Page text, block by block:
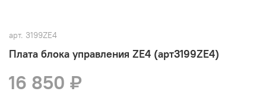
арт. 3199ZE4
Плата блока управления ZE4 (арт3199ZE4)
16 850 ₽